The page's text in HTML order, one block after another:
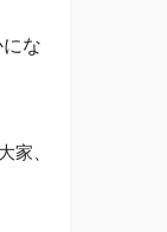
な
家、